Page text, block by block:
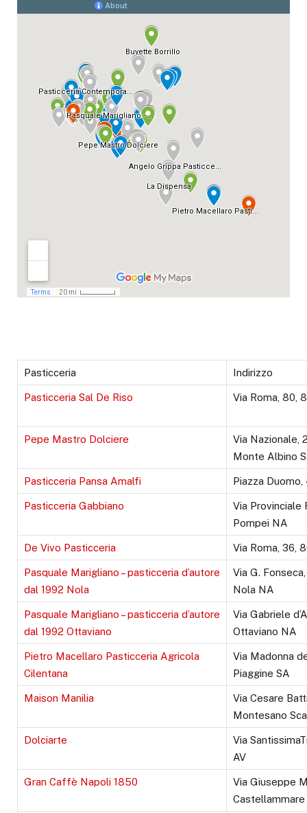
Pasticceria Indirizzo
Pasticceria Sal De Riso Via Roma, 80,
Pepe Mastro Dolciere
Via Nazionale,
Monte Albino
Pasticceria Pansa Amalfi Piazza
Pasticceria Gabbiano
Via Provinciale
Pompei NA
De Vivo Pasticceria Via Roma, 36,
Pasquale Marigliano – pasticceria d’autore
dal 1992 Nola
Via G.
Nola NA
Pasquale Marigliano – pasticceria d’autore
dal 1992 Ottaviano
Via Gabriele
Ottaviano NA
Pietro Macellaro Pasticceria Agricola
Cilentana
Via Madonna
Piaggine SA
Maison Manilia
Via Cesare
Montesano
Dolciarte
Via
AV
Gran Caffè Napoli 1850
Via Giuseppe